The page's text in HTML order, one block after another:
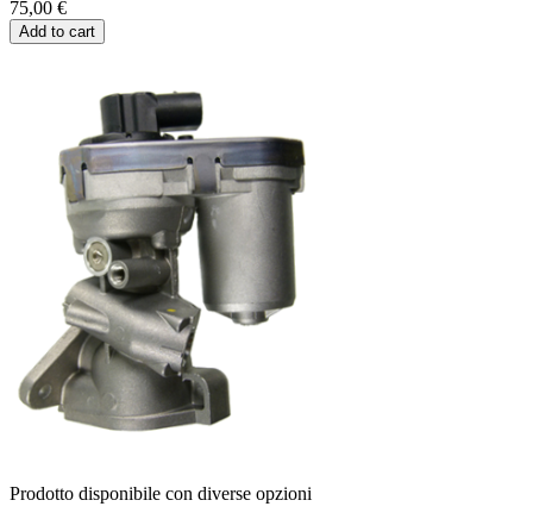
75,00 €
Add to cart
Prodotto disponibile con diverse opzioni